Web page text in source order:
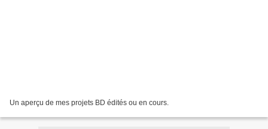
Un aperçu de mes projets BD édités ou en cours.